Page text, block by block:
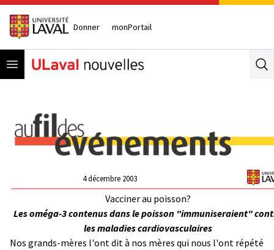
Donner monPortail
Open menu
4 décembre 2003
Vacciner au poisson?
Les oméga-3 contenus dans le poisson "immuniseraient"
les maladies cardiovasculaires
Nos grands-mères l'ont dit à nos mères qui nous l'ont répété